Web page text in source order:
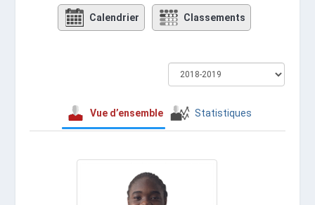
Calendrier Classements
Vue d’ensemble Statistiques